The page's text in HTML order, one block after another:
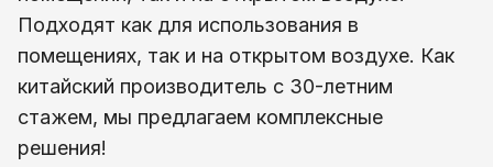
Подходят как для использования в
помещениях, так и на открытом воздухе. Как
китайский производитель с 30-летним
стажем, мы предлагаем комплексные
решения!